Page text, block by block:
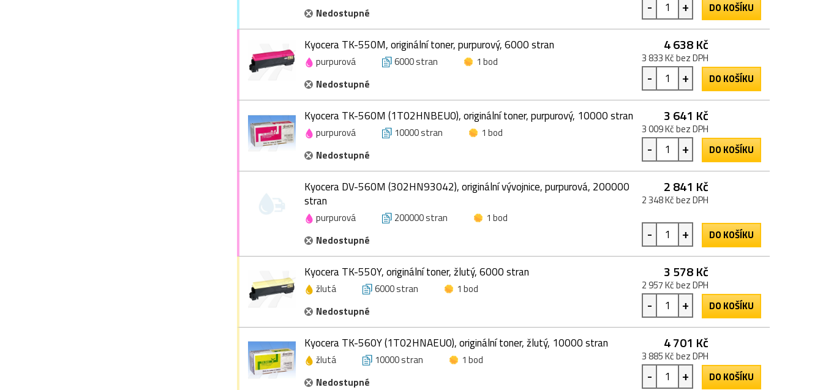
Nedostupné
- + DO KOŠÍKU
Kyocera TK-550M, originální toner, purpurový, 6000 stran
purpurová 6000 stran
1 bod
Nedostupné
4 638 Kč
3 833 Kč bez DPH
- + DO KOŠÍKU
Kyocera TK-560M (1T02HNBEU0), originální toner, purpurový, 10000 stran
purpurová 10000 stran
1 bod
Nedostupné
3 641 Kč
3 009 Kč bez DPH
- + DO KOŠÍKU
Kyocera DV-560M (302HN93042), originální vývojnice, purpurová, 200000
stran
purpurová 200000 stran
1 bod
Nedostupné
2 841 Kč
2 348 Kč bez DPH
- + DO KOŠÍKU
Kyocera TK-550Y, originální toner, žlutý, 6000 stran
žlutá 6000 stran
1 bod
Nedostupné
3 578 Kč
2 957 Kč bez DPH
- + DO KOŠÍKU
Kyocera TK-560Y (1T02HNAEU0), originální toner, žlutý, 10000 stran
žlutá 10000 stran
1 bod
Nedostupné
4 701 Kč
3 885 Kč bez DPH
- + DO KOŠÍKU